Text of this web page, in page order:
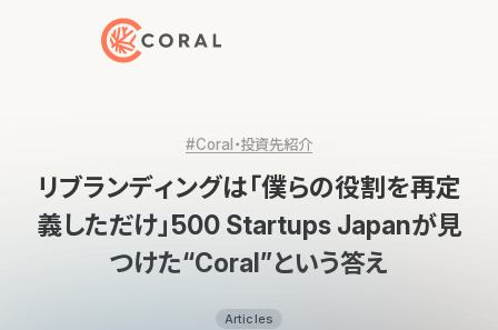
トップページへ戻る
#Coral・投資先紹介
リブランディングは「僕らの役割を再定
義しただけ」500 Startups Japanが見
つけた“Coral”という答え
Articles